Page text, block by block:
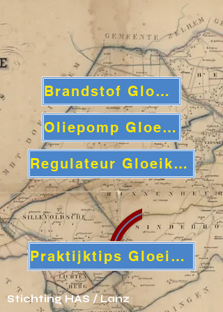
Brandstof Gloeikop 1
Oliepomp Gloeikop 1
Regulateur Gloeikop 1
Praktijktips Gloeikop Lanz 2
Stichting HAS / Lanz